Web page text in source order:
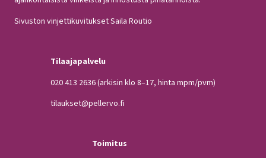
Sivuston vinjettikuvitukset Saila Routio
Tilaajapalvelu
020 413 2636(arkisin klo 8–17, hinta mpm/pvm)
tilaukset@pellervo.fi
Toimitus